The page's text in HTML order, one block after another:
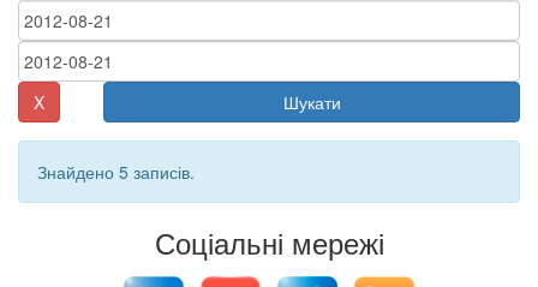
X Шукати
Знайдено 5 записів.
Соціальні мережі